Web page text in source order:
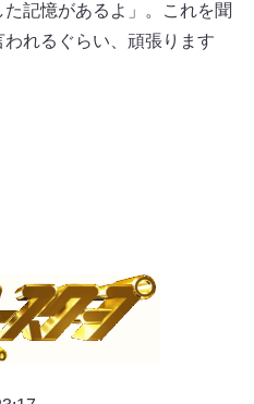
記憶があるよ」。これを聞
れるぐらい、頑張ります